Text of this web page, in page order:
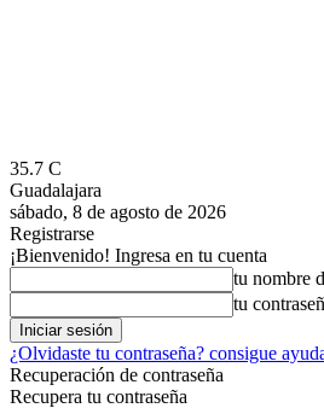
35.7 C
Guadalajara
sábado, 8 de agosto de 2026
Registrarse
¡Bienvenido! Ingresa en tu cuenta
tu nombre
tu
¿Olvidaste tu contraseña? consigue
Recuperación de contraseña
Recupera tu contraseña